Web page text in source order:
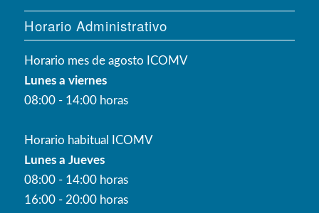
Horario Administrativo
Horario mes de agosto ICOMV
Lunes a viernes
08:00 - 14:00 horas
Horario habitual ICOMV
Lunes a Jueves
08:00 - 14:00 horas
16:00 - 20:00 horas